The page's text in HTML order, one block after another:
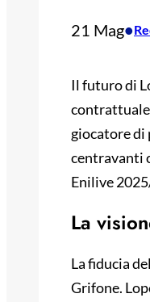
21 Mag•
Il futuro di
contrattuale
giocatore di
centravanti
Enilive
La
La fiducia
Grifone.